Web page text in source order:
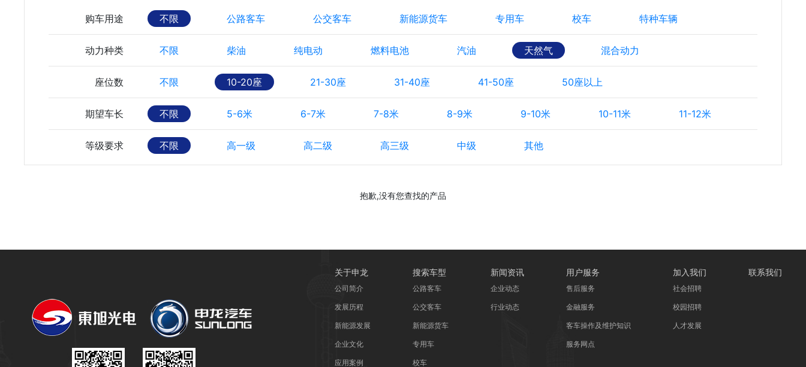
购车用途 不限 公路客车 公交客车 新能源货车 专用车 校车 特种车辆
动力种类 不限 柴油 纯电动 燃料电池 汽油 天然气 混合动力
座位数 不限 10-20座 21-30座 31-40座 41-50座 50座以上
期望车长 不限 5-6米 6-7米 7-8米 8-9米 9-10米 10-11米 11-12米
等级要求 不限 高一级 高二级 高三级 中级 其他
抱歉,没有您查找的产品
关于申龙
公司简介
发展历程
新能源发展
企业文化
应用案例
搜索车型
公路客车
公交客车
新能源货车
专用车
校车
新闻资讯
企业动态
行业动态
用户服务
售后服务
金融服务
客车操作及维护知识
服务网点
加入我们
社会招聘
校园招聘
人才发展
联系我们